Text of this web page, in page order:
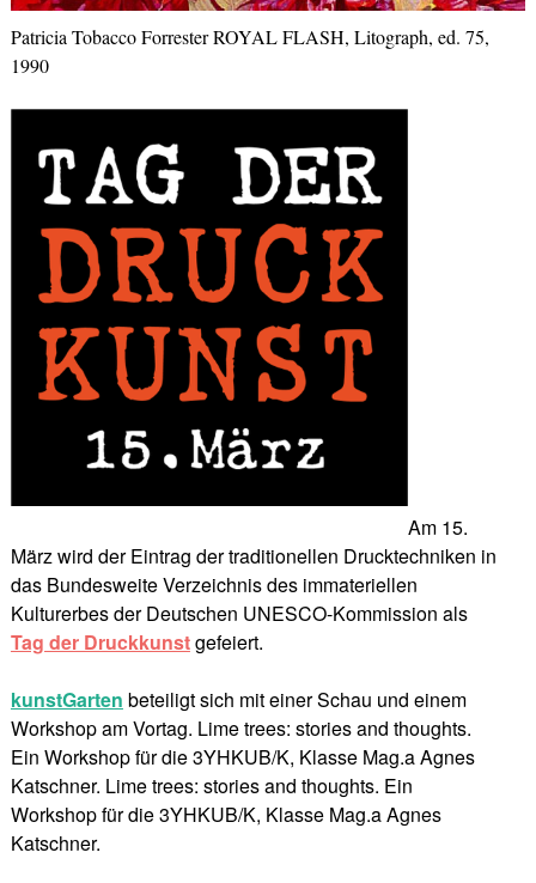
Patricia Tobacco Forrester ROYAL FLASH, Litograph, ed. 75,
1990
Am 15.
März wird der Eintrag der traditionellen Drucktechniken in
das Bundesweite Verzeichnis des immateriellen
Kulturerbes der Deutschen UNESCO-Kommission als
Tag der Druckkunstgefeiert.
kunstGarten beteiligt sich mit einer Schau und einem
Workshop am Vortag. Lime trees: stories and thoughts.
Ein Workshop für die 3YHKUB/K, Klasse Mag.a Agnes
Katschner. Lime trees: stories and thoughts. Ein
Workshop für die 3YHKUB/K, Klasse Mag.a Agnes
Katschner.